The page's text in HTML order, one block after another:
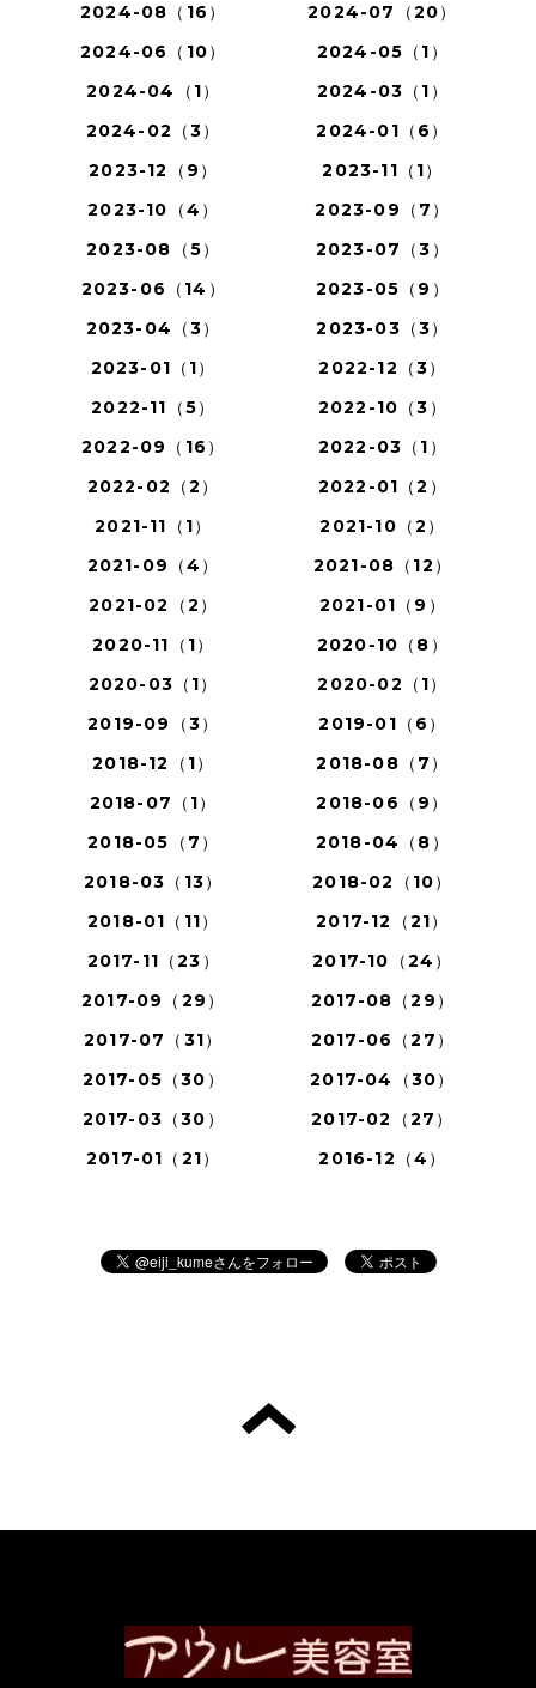
2024-08（16）
2024-07（20）
2024-06（10）
2024-05（1）
2024-04（1）
2024-03（1）
2024-02（3）
2024-01（6）
2023-12（9）
2023-11（1）
2023-10（4）
2023-09（7）
2023-08（5）
2023-07（3）
2023-06（14）
2023-05（9）
2023-04（3）
2023-03（3）
2023-01（1）
2022-12（3）
2022-11（5）
2022-10（3）
2022-09（16）
2022-03（1）
2022-02（2）
2022-01（2）
2021-11（1）
2021-10（2）
2021-09（4）
2021-08（12）
2021-02（2）
2021-01（9）
2020-11（1）
2020-10（8）
2020-03（1）
2020-02（1）
2019-09（3）
2019-01（6）
2018-12（1）
2018-08（7）
2018-07（1）
2018-06（9）
2018-05（7）
2018-04（8）
2018-03（13）
2018-02（10）
2018-01（11）
2017-12（21）
2017-11（23）
2017-10（24）
2017-09（29）
2017-08（29）
2017-07（31）
2017-06（27）
2017-05（30）
2017-04（30）
2017-03（30）
2017-02（27）
2017-01（21）
2016-12（4）